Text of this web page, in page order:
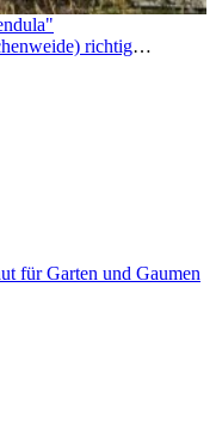
richtig
für Garten und Gaumen